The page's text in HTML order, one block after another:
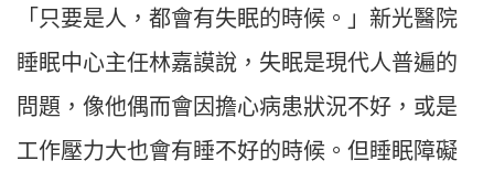
「只要是人，都會有失眠的時候。」新光醫院
睡眠中心主任林嘉謨說，失眠是現代人普遍的
問題，像他偶而會因擔心病患狀況不好，或是
工作壓力大也會有睡不好的時候。但睡眠障礙